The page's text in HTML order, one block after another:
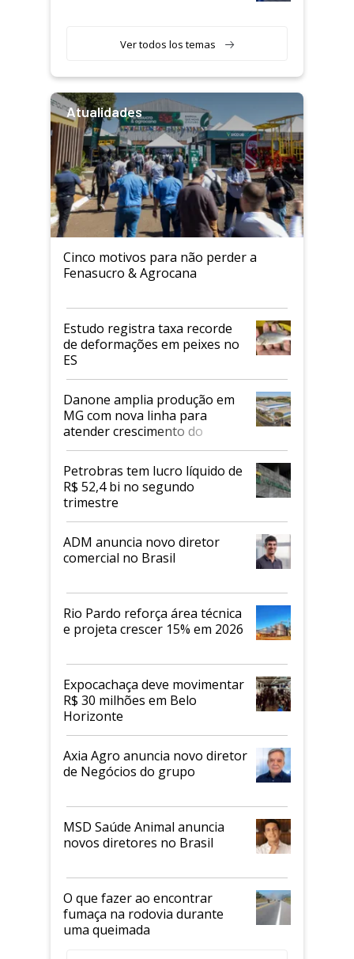
Ver todos los temas
Atualidades
Cinco motivos para não perder a
Fenasucro & Agrocana
Estudo registra taxa recorde
de deformações em peixes no
ES
Danone amplia produção em
MG com nova linha para
atender crescimento do
mercado de alimentos
proteicos
Petrobras tem lucro líquido de
R$ 52,4 bi no segundo
trimestre
ADM anuncia novo diretor
comercial no Brasil
Rio Pardo reforça área técnica
e projeta crescer 15% em 2026
Expocachaça deve movimentar
R$ 30 milhões em Belo
Horizonte
Axia Agro anuncia novo diretor
de Negócios do grupo
MSD Saúde Animal anuncia
novos diretores no Brasil
O que fazer ao encontrar
fumaça na rodovia durante
uma queimada